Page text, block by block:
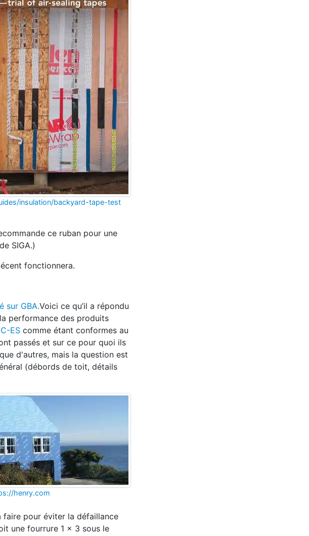
insulation/backyard-tape-test
ce ruban pour une
de SIGA.)
fonctionnera.
sur GBA.Voici ce qu’il a répondu
performance des produits
ES comme étant conformes au
passés et sur ce pour quoi ils
d'autres, mais la question est
(débords de toit, détails
henry.com
faire pour éviter la défaillance
une fourrure 1 x 3 sous le